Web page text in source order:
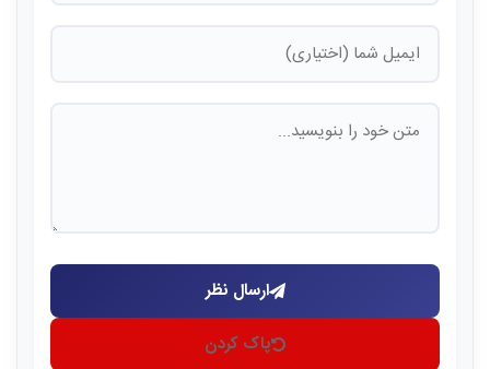
ارسال نظر
پاک کردن